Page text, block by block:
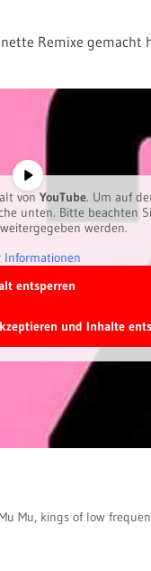
Remixe gemacht
von YouTube. Um auf
unten. Bitte beachten
werden.
Informationen
entsperren
und Inhalte
Mu, kings of low